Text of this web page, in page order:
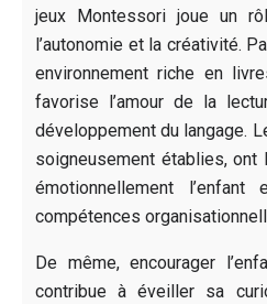
jeux Montessori joue un
l’autonomie et la créativité.
environnement riche en
favorise l’amour de la
développement du langage.
soigneusement établies,
émotionnellement
compétences
De même, encourager
contribue à éveiller sa